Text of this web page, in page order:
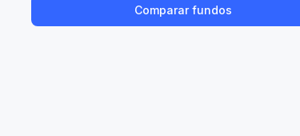
Comparar fundos